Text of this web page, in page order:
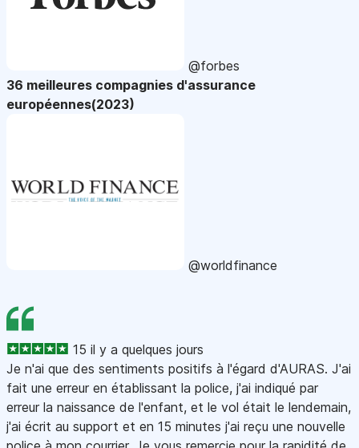
@forbes
36 meilleures compagnies d'assurance
européennes(2023)
@worldfinance
15 il y a quelques jours
Je n'ai que des sentiments positifs à l'égard d'AURAS. J'ai
fait une erreur en établissant la police, j'ai indiqué par
erreur la naissance de l'enfant, et le vol était le lendemain,
j'ai écrit au support et en 15 minutes j'ai reçu une nouvelle